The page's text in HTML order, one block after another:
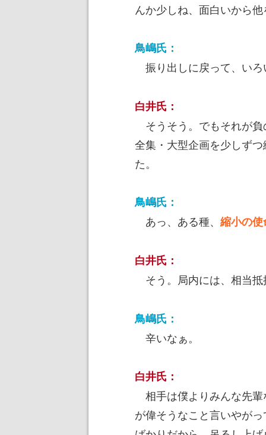
んか少しね、面白いから
鳥嶋氏：
振り出しに戻って、い
白井氏：
そうそう。でもそれが
全集・大型企画を少しず
た。
鳥嶋氏：
あっ、ある種、 縮小の
白井氏：
そう。局内には、相当
鳥嶋氏：
辛いなぁ。
白井氏：
相手は僕よりみんな先
が偉そうなこと言いやが